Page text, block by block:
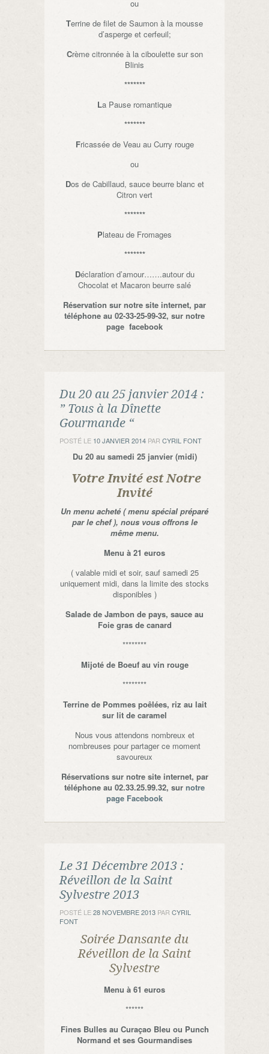
ou
Terrine de filet de Saumon à la mousse
d’asperge et cerfeuil;
Crème citronnée à la ciboulette sur son
Blinis
*******
La Pause romantique
*******
Fricassée de Veau au Curry rouge
ou
Dos de Cabillaud, sauce beurre blanc et
Citron vert
*******
Plateau de Fromages
*******
Déclaration d’amour…….autour du
Chocolat et Macaron beurre salé
Réservation sur notre site internet, par
téléphone au 02-33-25-99-32, sur notre
page facebook
Du 20 au 25 janvier 2014 :
” Tous à la Dînette
Gourmande “
POSTÉ LE 10 JANVIER 2014 PAR CYRIL FONT
Du 20 au samedi 25 janvier (midi)
Votre Invité est Notre
Invité
Un menu acheté ( menu spécial préparé
par le chef ), nous vous offrons le
même menu.
Menu à 21 euros
( valable midi et soir, sauf samedi 25
uniquement midi, dans la limite des stocks
disponibles )
Salade de Jambon de pays, sauce au
Foie gras de canard
********
Mijoté de Boeuf au vin rouge
********
Terrine de Pommes poêlées, riz au lait
sur lit de caramel
Nous vous attendons nombreux et
nombreuses pour partager ce moment
savoureux
Réservations sur notre site internet, par
téléphone au 02.33.25.99.32, sur notre
page Facebook
Le 31 Décembre 2013 :
Réveillon de la Saint
Sylvestre 2013
POSTÉ LE28 NOVEMBRE 2013 PAR CYRIL
FONT
Soirée Dansante du
Réveillon de la Saint
Sylvestre
Menu à 61 euros
******
Fines Bulles au Curaçao Bleu ou Punch
Normand et ses Gourmandises